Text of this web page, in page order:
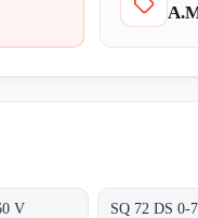
V SQ 72 DS 0-